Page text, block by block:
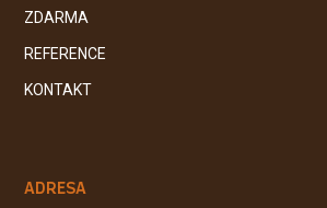
ZDARMA
REFERENCE
KONTAKT
ADRESA